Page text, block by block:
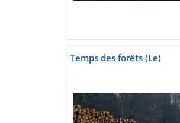
Temps des forêts (Le)